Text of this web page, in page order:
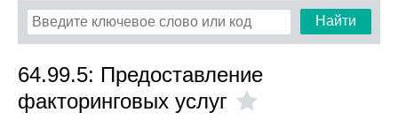
Найти
64.99.5: Предоставление
факторинговых услуг